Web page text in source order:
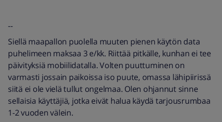
--
Siellä maapallon puolella muuten pienen käytön data
puhelimeen maksaa 3 e/kk. Riittää pitkälle, kunhan ei tee
päivityksiä mobiilidatalla. Volten puuttuminen on
varmasti jossain paikoissa iso puute, omassa lähipiirissä
siitä ei ole vielä tullut ongelmaa. Olen ohjannut sinne
sellaisia käyttäjiä, jotka eivät halua käydä tarjousrumbaa
1-2 vuoden välein.